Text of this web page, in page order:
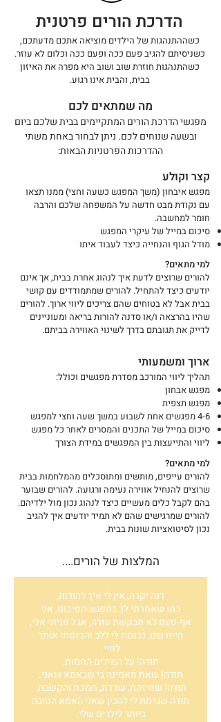
הדרכת הורים פרטנית
כשההתנהגות של הילדים מוציאה אתכם מדעתכם,
כשניסיתם להגיב פעם ככה ופעם ככה וכלום לא עוזר.
כשהתנהגות חוזרת שוב ושוב היא מפרה את האיזון
בבית, והבית אינו רגוע.
מה שמתאים לכם
מפגשי הדרכת הורים המתקיימים בבית שלכם ביום
ובשעה שנוחים לכם. ניתן לבחור באחת משתי
ההדרכות הפרטניות הבאות:
קצר וקולע
מפגש איבחון (משך המפגש כשעה וחצי) ממנו תצאו
עם נקודת מבט חדשה על המשפחה שלכם והרבה
חומר למחשבה.
סיכום במייל של עיקרי המפגש
מודל הגוף והנחייה כיצד לעבוד איתו
למי מתאים?
להורים שרוצים לדעת איך לנהוג אחרת בבית, אך אינם
יודעים כיצד להתחיל. להורים שמתמודדים עם קושי
בבית אבל לא בטוחים שהם צריכים ליווי ארוך. להורים
שהיו בהרצאה ו/או סדנה להורות בריאה ומעוניינים
לדייק את תגובתם בדרך לשינוי האווירה בביתם.
ארוך ומשמעותי
תהליך ליווי המורכב מסדרת מפגשים וכולל:
מפגש אבחון
מפגש תצפית
4-6 מפגשים אחת לשבוע במשך שעה וחצי למפגש
סיכום במייל של התכנים והמסרים לאחר כל מפגש
ליווי והתייעצות בין המפגשים במידת הצורך
למי מתאים?
להורים עייפים, מותשים ומתוסכלים מהמלחמות בבית
שרוצים להנחיל אווירה נעימה ורגועה. להורים שבוער
בהם לקבל כלים מעשיים כיצד לנהוג נכון מול ילדיהם.
להורים שמרגישים שהם לא תמיד יודעים איך להגיב
נכון לסיטואציות שונות בבית.
המלצות של הורים....
דנה יקרה, אין לי איך להודות,
כמו שאמרתי לך במפגש הסיכום, אני
אף-פעם לא מבקשת עזרה, אבל פניתי אלי,
היית שם, נכנסת לי ללב והכנסתי אותך
לחיי.
תודה! על המילים החמות.
תודה! שאת מאמינה בי שבאמא שאני.
תודה! שחיזקת, עודדת, תמכת והקשבת.
תודה שגרמת לי להבין שאני האמא הטובה
ביותר לילדים שלי.